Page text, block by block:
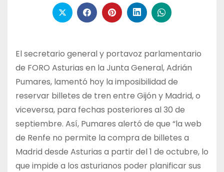
El secretario general y portavoz parlamentario
de FORO Asturias en la Junta General, Adrián
Pumares, lamentó hoy la imposibilidad de
reservar billetes de tren entre Gijón y Madrid, o
viceversa, para fechas posteriores al 30 de
septiembre. Así, Pumares alertó de que “la web
de Renfe no permite la compra de billetes a
Madrid desde Asturias a partir del 1 de octubre, lo
que impide a los asturianos poder planificar sus